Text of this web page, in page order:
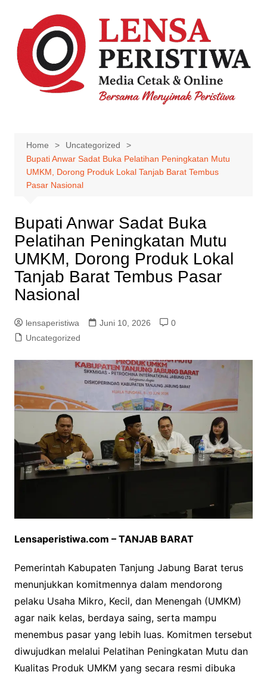
content
Home
Uncategorized
Bupati Anwar Sadat Buka Pelatihan Peningkatan Mutu
UMKM, Dorong Produk Lokal Tanjab Barat Tembus
Pasar Nasional
Bupati Anwar Sadat Buka
Pelatihan Peningkatan Mutu
UMKM, Dorong Produk Lokal
Tanjab Barat Tembus Pasar
Nasional
lensaperistiwa Juni 10, 2026
0
Uncategorized
Lensaperistiwa.com – TANJAB BARAT
Pemerintah Kabupaten Tanjung Jabung Barat terus
menunjukkan komitmennya dalam mendorong
pelaku Usaha Mikro, Kecil, dan Menengah (UMKM)
agar naik kelas, berdaya saing, serta mampu
menembus pasar yang lebih luas. Komitmen tersebut
diwujudkan melalui Pelatihan Peningkatan Mutu dan
Kualitas Produk UMKM yang secara resmi dibuka